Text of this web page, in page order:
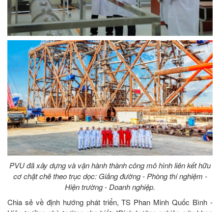
PVU đã xây dựng và vận hành thành công mô hình liên kết hữu
cơ chặt chẽ theo trục dọc: Giảng đường - Phòng thí nghiệm -
Hiện trường - Doanh nghiệp.
Chia sẻ về định hướng phát triển, TS Phan Minh Quốc Bình -